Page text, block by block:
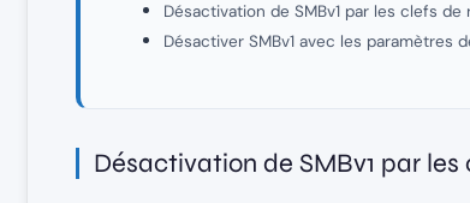
Désactivation de SMBv1 par les clefs de
Désactiver SMBv1 avec les
Désactivation de SMBv1 par